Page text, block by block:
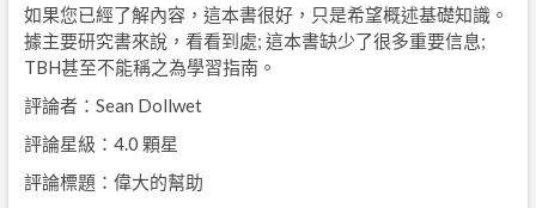
如果您已經了解內容，這本書很好，只是希望概述基礎知識。
據主要研究書來說，看看到處; 這本書缺少了很多重要信息;
TBH甚至不能稱之為學習指南。
評論者：Sean Dollwet
評論星級：4.0 顆星
評論標題：偉大的幫助